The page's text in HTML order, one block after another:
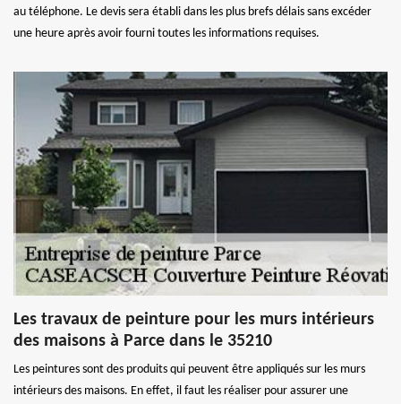
au téléphone. Le devis sera établi dans les plus brefs délais sans excéder
une heure après avoir fourni toutes les informations requises.
Les travaux de peinture pour les murs intérieurs
des maisons à Parce dans le 35210
Les peintures sont des produits qui peuvent être appliqués sur les murs
intérieurs des maisons. En effet, il faut les réaliser pour assurer une